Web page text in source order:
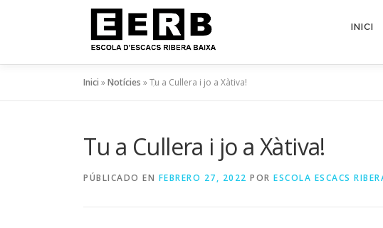
INICI
Inici »Notícies »Tu a Cullera i jo a Xàtiva!
Tu a Cullera i jo a Xàtiva!
PÚBLICADO EN FEBRERO 27, 2022 POR ESCOLA ESCACS